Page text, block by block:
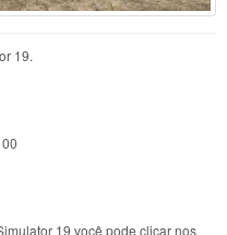
19.
19 você pode clicar nos